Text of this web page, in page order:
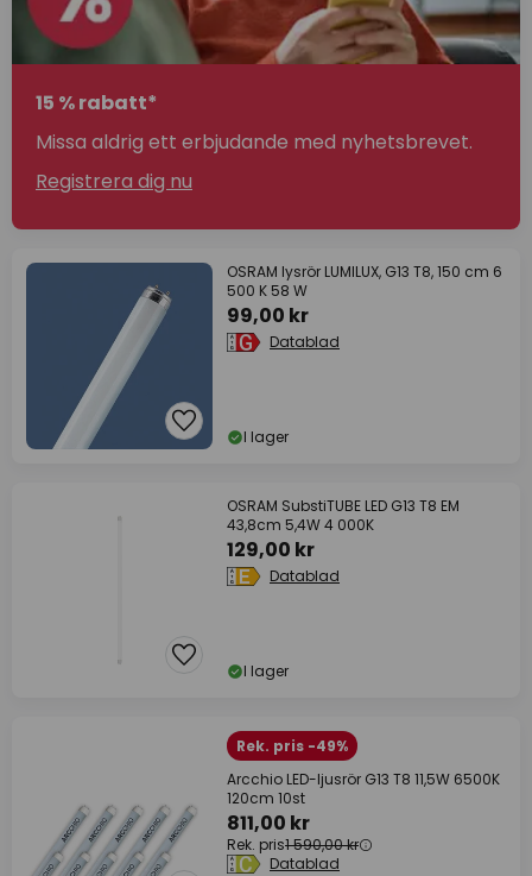
15 % rabatt*
Missa aldrig ett erbjudande med nyhetsbrevet.
Registrera dig nu
OSRAM lysrör LUMILUX, G13 T8, 150 cm 6
500 K 58 W
99,00 kr
Datablad
I lager
OSRAM SubstiTUBE LED G13 T8 EM
43,8cm 5,4W 4 000K
129,00 kr
Datablad
I lager
Rek. pris -49%
Arcchio LED-ljusrör G13 T8 11,5W 6500K
120cm 10st
811,00 kr
Rek. pris1 590,00 kr
Datablad